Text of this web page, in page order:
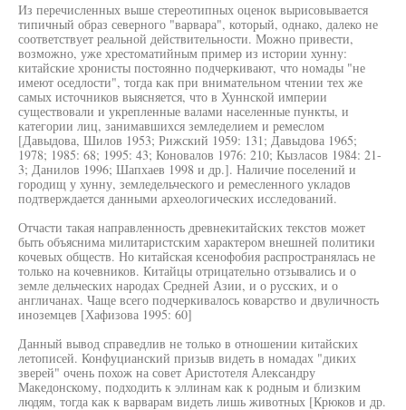
Из перечисленных выше стереотипных оценок вырисовывается
типичный образ северного "варвара", который, однако, далеко не
соответствует реальной действительности. Можно привести,
возможно, уже хрестоматийным пример из истории хунну:
китайские хронисты постоянно подчеркивают, что номады "не
имеют оседлости", тогда как при внимательном чтении тех же
самых источников выясняется, что в Хуннской империи
существовали и укрепленные валами населенные пункты, и
категории лиц, занимавшихся земледелием и ремеслом
[Давыдова, Шилов 1953; Рижский 1959: 131; Давыдова 1965;
1978; 1985: 68; 1995: 43; Коновалов 1976: 210; Кызласов 1984: 21-
3; Данилов 1996; Шапхаев 1998 и др.]. Наличие поселений и
городищ у хунну, земледельческого и ремесленного укладов
подтверждается данными археологических исследований.
Отчасти такая направленность древнекитайских текстов может
быть объяснима милитаристским характером внешней политики
кочевых обществ. Но китайская ксенофобия распространялась не
только на кочевников. Китайцы отрицательно отзывались и о
земле дельческих народах Средней Азии, и о русских, и о
англичанах. Чаще всего подчеркивалось коварство и двуличность
иноземцев [Хафизова 1995: 60]
Данный вывод справедлив не только в отношении китайских
летописей. Конфуцианский призыв видеть в номадах "диких
зверей" очень похож на совет Аристотеля Александру
Македонскому, подходить к эллинам как к родным и близким
людям, тогда как к варварам видеть лишь животных [Крюков и др.